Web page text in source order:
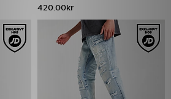
420.00kr